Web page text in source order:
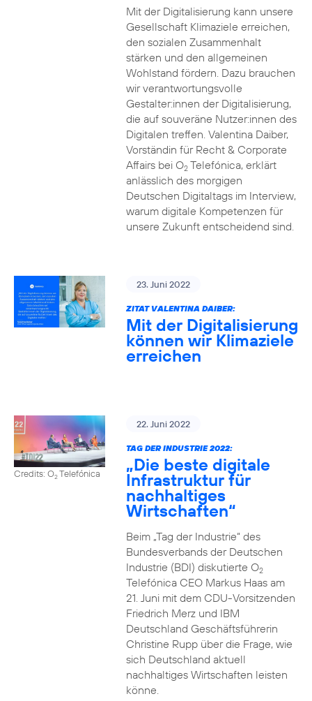
Mit der Digitalisierung kann unsere
Gesellschaft Klimaziele erreichen,
den sozialen Zusammenhalt
stärken und den allgemeinen
Wohlstand fördern. Dazu brauchen
wir verantwortungsvolle
Gestalter:innen der Digitalisierung,
die auf souveräne Nutzer:innen des
Digitalen treffen. Valentina Daiber,
Vorständin für Recht & Corporate
Affairs bei O2Telefónica, erklärt
anlässlich des morgigen
Deutschen Digitaltags im Interview,
warum digitale Kompetenzen für
unsere Zukunft entscheidend sind.
23. Juni 2022
ZITAT VALENTINA DAIBER:
Mit der Digitalisierung
können wir Klimaziele
erreichen
Credits: O2Telefónica
22. Juni 2022
TAG DER INDUSTRIE 2022:
„Die beste digitale
Infrastruktur für
nachhaltiges
Wirtschaften“
Beim „Tag der Industrie“ des
Bundesverbands der Deutschen
Industrie (BDI) diskutierte O2
Telefónica CEO Markus Haas am
21. Juni mit dem CDU-Vorsitzenden
Friedrich Merz und IBM
Deutschland Geschäftsführerin
Christine Rupp über die Frage, wie
sich Deutschland aktuell
nachhaltiges Wirtschaften leisten
könne.